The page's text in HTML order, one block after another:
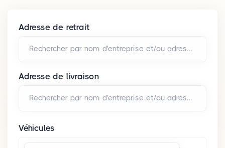
Adresse de retrait
Rechercher par nom d'entreprise et/ou adresse*
Adresse de livraison
Rechercher par nom d'entreprise et/ou adresse*
Véhicules